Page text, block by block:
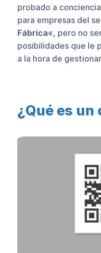
probado a
para empresas del
Fábrica«, pero no
posibilidades que le
a la hora de
¿Qué es un